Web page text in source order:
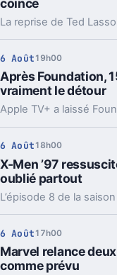
coince
6 Août 19h00
Après Foundation,
vraiment le détour
6 Août 18h00
X-Men ’97
oublié partout
6 Août 17h00
Marvel relance
comme prévu